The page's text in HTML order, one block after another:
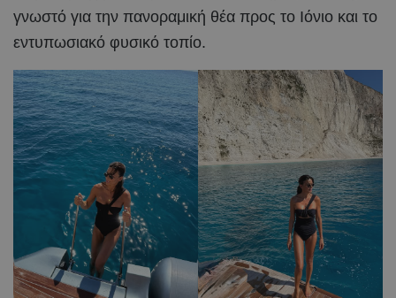
γνωστό για την πανοραμική θέα προς το Ιόνιο και το
εντυπωσιακό φυσικό τοπίο.